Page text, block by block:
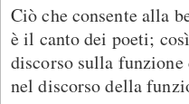
Ciò che consente alla
è il canto dei poeti;
discorso sulla
nel discorso della